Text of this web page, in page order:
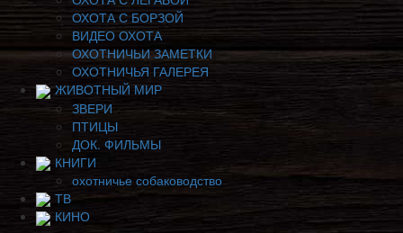
ОХОТА С БОРЗОЙ
ВИДЕО ОХОТА
ОХОТНИЧЬИ ЗАМЕТКИ
ОХОТНИЧЬЯ ГАЛЕРЕЯ
ЖИВОТНЫЙ МИР
ЗВЕРИ
ПТИЦЫ
ДОК. ФИЛЬМЫ
КНИГИ
охотничье собаководство
ТВ
КИНО